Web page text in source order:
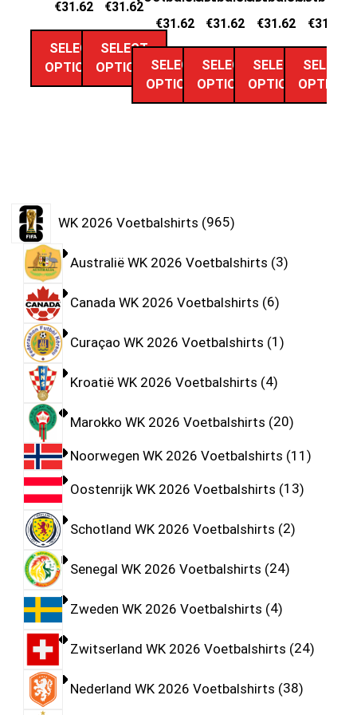
€31.62
SELECT
OPTIONS
€31.62
SELECT
OPTIONS
€31.62
SELECT
OPTIONS
€31.62
SELECT
OPTIONS
€31.62
SELECT
OPTIONS
€31.62
SELECT
OPTIONS
WK 2026 Voetbalshirts 965
Australië WK 2026 Voetbalshirts 3
Canada WK 2026 Voetbalshirts 6
Curaçao WK 2026 Voetbalshirts 1
Kroatië WK 2026 Voetbalshirts 4
Marokko WK 2026 Voetbalshirts 20
Noorwegen WK 2026 Voetbalshirts 11
Oostenrijk WK 2026 Voetbalshirts 13
Schotland WK 2026 Voetbalshirts 2
Senegal WK 2026 Voetbalshirts 24
Zweden WK 2026 Voetbalshirts 4
Zwitserland WK 2026 Voetbalshirts 24
Nederland WK 2026 Voetbalshirts 38